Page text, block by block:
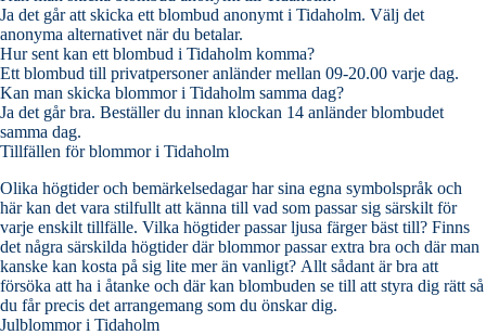
Ja det går att skicka ett blombud anonymt i Tidaholm. Välj det
anonyma alternativet när du betalar.
Hur sent kan ett blombud i Tidaholm komma?
Ett blombud till privatpersoner anländer mellan 09-20.00 varje dag.
Kan man skicka blommor i Tidaholm samma dag?
Ja det går bra. Beställer du innan klockan 14 anländer blombudet
samma dag.
Tillfällen för blommor i Tidaholm
Olika högtider och bemärkelsedagar har sina egna symbolspråk och
här kan det vara stilfullt att känna till vad som passar sig särskilt för
varje enskilt tillfälle. Vilka högtider passar ljusa färger bäst till? Finns
det några särskilda högtider där blommor passar extra bra och där man
kanske kan kosta på sig lite mer än vanligt? Allt sådant är bra att
försöka att ha i åtanke och där kan blombuden se till att styra dig rätt så
du får precis det arrangemang som du önskar dig.
Julblommor i Tidaholm